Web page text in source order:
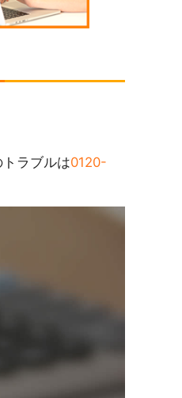
ラブルは0120-